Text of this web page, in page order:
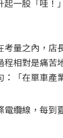
一股「哇！
考量之內，
程相對是痛
「在單車產
電纜線，每到